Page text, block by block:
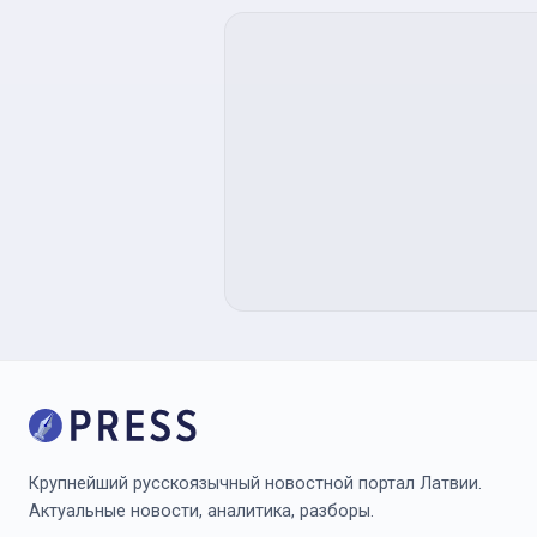
Крупнейший русскоязычный новостной портал Латвии.
Актуальные новости, аналитика, разборы.